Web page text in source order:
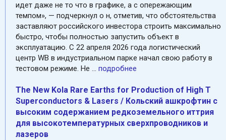
идет даже не то что в графике, а с опережающим
темпом», — подчеркнул о н, отметив, что обстоятельства
заставляют российского инвестора строить максимально
быстро, чтобы полностью запустить объект в
эксплуатацию. С 22 апреля 2026 года логистический
центр WB в индустриальном парке начал свою работу в
тестовом режиме. Не ... подробнее
The New Kola Rare Earths for Production of High T
Superconductors & Lasers / Кольский ашкрофтин c
высоким содержанием редкоземельного иттрия
для высокотемпературных сверхпроводников и
лазеров